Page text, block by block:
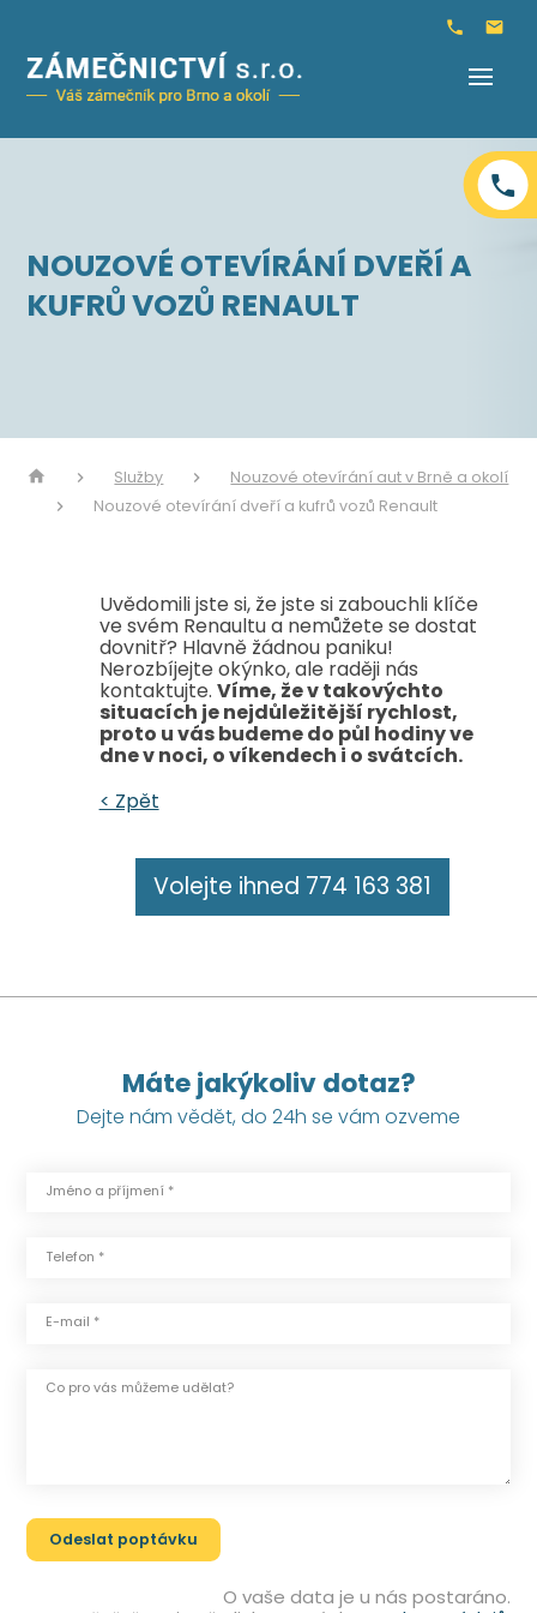
NOUZOVÉ OTEVÍRÁNÍ DVEŘÍ A
KUFRŮ VOZŮ RENAULT
Služby
Nouzové otevírání aut v Brně a okolí
Nouzové otevírání dveří a kufrů vozů Renault
Uvědomili jste si, že jste si zabouchli klíče
ve svém Renaultu a nemůžete se dostat
dovnitř? Hlavně žádnou paniku!
Nerozbíjejte okýnko, ale raději nás
kontaktujte. Víme, že v takovýchto
situacích je nejdůležitější rychlost,
proto u vás budeme do půl hodiny ve
dne v noci, o víkendech i o svátcích.
< Zpět
Volejte ihned 774 163 381
Máte jakýkoliv dotaz?
Dejte nám vědět, do 24h se vám ozveme
Jméno a příjmení *
Telefon *
E-mail *
Co pro vás můžeme udělat?
O vaše data je u nás postaráno.